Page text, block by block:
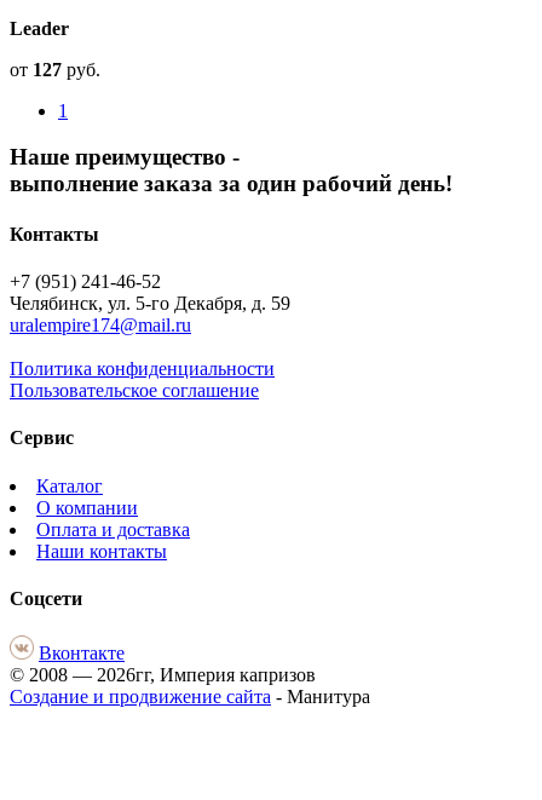
Leader
от 127 руб.
1
Наше преимущество -
выполнение заказа за один рабочий день!
Контакты
+7 (951) 241-46-52
Челябинск, ул. 5-го Декабря, д. 59
uralempire174@mail.ru
Политика конфиденциальности
Пользовательское соглашение
Сервис
Каталог
О компании
Оплата и доставка
Наши контакты
Соцсети
Вконтакте
© 2008 — 2026гг, Империя капризов
Создание и продвижение сайта - Манитура